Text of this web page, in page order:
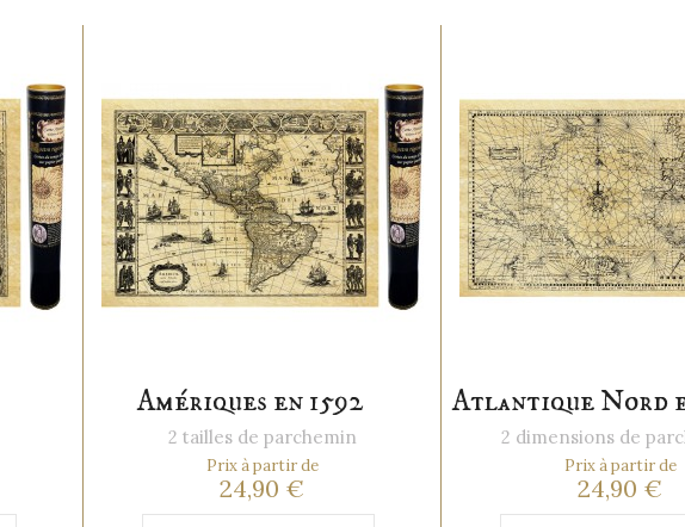
Amériques en 1592
2 tailles de parchemin
Prix à partir de
24,90 €
Atlantique Nord
2 dimensions de
Prix à partir de
24,90 €